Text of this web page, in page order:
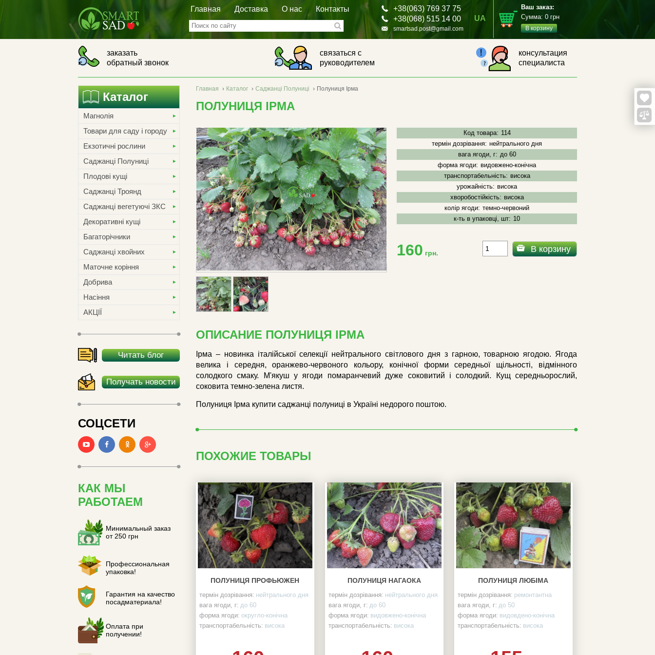
Главная Доставка О нас Контакты
+38(063) 769 37 75
+38(068) 515 14 00
smartsad.post@gmail.com
UA
Ваш заказ:
Сумма: 0 грн
В корзину
заказать
обратный звонок
связаться с
руководителем
консультация
специалиста
Каталог
Магнолія
Товари для саду і городу
Екзотичні рослини
Саджанці Полуниці
Плодові кущі
Саджанці Троянд
Саджанці вегетуючі ЗКС
Декоративні кущі
Багаторічники
Саджанці хвойних
Маточне коріння
Добрива
Насіння
АКЦІЇ
Читать блог
Получать новости
СОЦСЕТИ
КАК МЫ
РАБОТАЕМ
Минимальный заказ
от 250 грн
Профессиональная
упаковка!
Гарантия на качество
посадматериала!
Оплата при
получении!
Главная › Каталог › Саджанці Полуниці › Полуниця Ірма
ПОЛУНИЦЯ ІРМА
Код товара: 114
термін дозрівання: нейтрального дня
вага ягоди, г: до 60
форма ягоди: видовжено-конічна
транспортабельність: висока
урожайність: висока
хворобостійкість: висока
колір ягоди: темно-червоний
к-ть в упаковці, шт: 10
160 грн. В корзину
ОПИСАНИЕ ПОЛУНИЦЯ ІРМА
Ірма – новинка італійської селекції нейтрального світлового дня з гарною, товарною ягодою. Ягода
велика і середня, оранжево-червоного кольору, конічної форми середньої щільності, відмінного
солодкого смаку. М'якуш у ягоди помаранчевий дуже соковитий і солодкий. Кущ середньорослий,
соковита темно-зелена листя.
Полуниця Ірма купити саджанці полуниці в Україні недорого поштою.
ПОХОЖИЕ ТОВАРЫ
ПОЛУНИЦЯ ПРОФЬЮЖЕН
термін дозрівання: нейтрального дня
вага ягоди, г: до 60
форма ягоди: округло-конічна
транспортабельність: висока
ПОЛУНИЦЯ НАГАОКА
термін дозрівання: нейтрального дня
вага ягоди, г: до 60
форма ягоди: видовжено-конічна
транспортабельність: висока
ПОЛУНИЦЯ ЛЮБІМА
термін дозрівання: ремонтантна
вага ягоди, г: до 50
форма ягоди: видовдено-конічна
транспортабельність: висока